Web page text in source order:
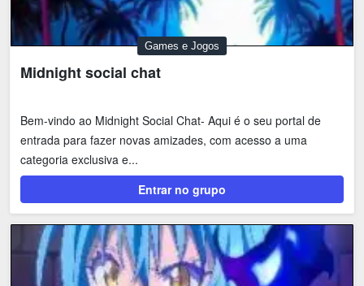
Games e Jogos
Midnight social chat
Bem-vindo ao Midnight Social Chat- Aqui é o seu portal de
entrada para fazer novas amizades, com acesso a uma
categoria exclusiva e...
Entrar no grupo